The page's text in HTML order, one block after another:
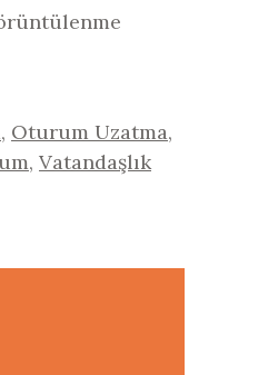
, Oturum Uzatma,
, Vatandaşlık